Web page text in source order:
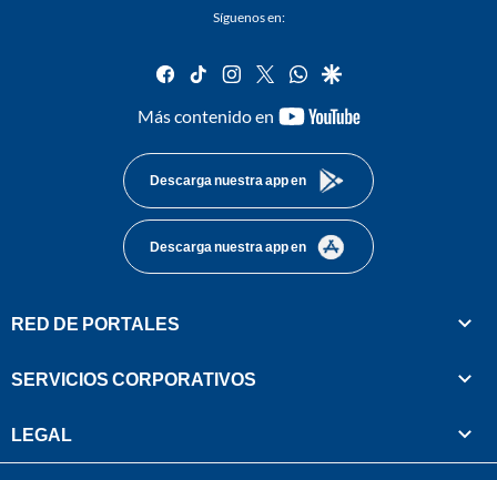
Síguenos en:
facebook
tiktok instagram
twitterwhatsapp
google
Más contenido en
youtube-
Descarga nuestra app en
Descarga nuestra app en
RED DE PORTALES
SERVICIOS CORPORATIVOS
LEGAL